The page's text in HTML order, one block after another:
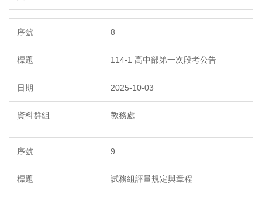
8
114-1 高中部第一次段考公告
2025-10-03
教務處
9
試務組評量規定與章程